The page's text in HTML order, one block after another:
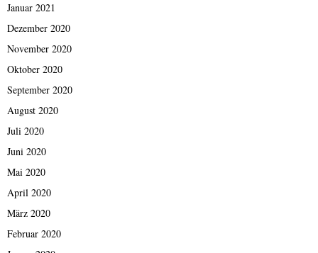
Januar 2021
Dezember 2020
November 2020
Oktober 2020
September 2020
August 2020
Juli 2020
Juni 2020
Mai 2020
April 2020
März 2020
Februar 2020